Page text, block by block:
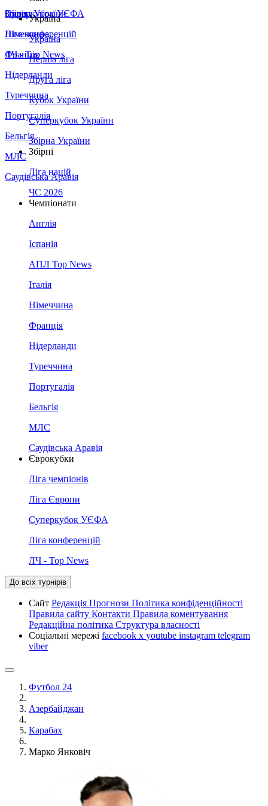
Збірна України
Італія
Німеччина
Франція
Нідерланди
Туреччина
Португалія
Бельгія
МЛС
Саудівська Аравія
Суперкубок УЄФА
Ліга конференцій
ЛЧ - Top News
Україна
Україна
Перша ліга
Друга ліга
Кубок України
Суперкубок України
Збірна України
Збірні
Ліга націй
ЧС 2026
Чемпіонати
Англія
Іспанія
АПЛ Top News
Італія
Німеччина
Франція
Нідерланди
Туреччина
Португалія
Бельгія
МЛС
Саудівська Аравія
Єврокубки
Ліга чемпіонів
Ліга Європи
Суперкубок УЄФА
Ліга конференцій
ЛЧ - Top News
До всіх турнірів
Сайт Редакція Прогнози Політика конфіденційності
Правила сайту Контакти Правила коментування
Редакційна політика Структура власності
Соціальні мережі facebook x youtube instagram telegram
viber
Футбол 24
Азербайджан
Карабах
Марко Янковіч